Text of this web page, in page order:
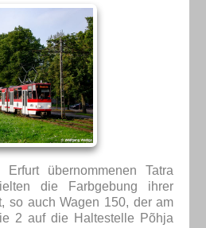
übernommenen Tatra
die Farbgebung ihrer
so auch Wagen 150, der am
2 auf die Haltestelle Põhja